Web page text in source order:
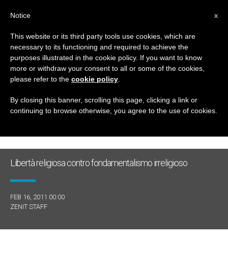
GIORNO
Febbraio 16th, 2011
ULTIME NOTIZIE
Libertà religiosa contro fondamentalismo irreligioso
FEB 16, 2011 00:00
ZENIT STAFF
x
Notice
This website or its third party tools use cookies, which are
necessary to its functioning and required to achieve the
purposes illustrated in the cookie policy. If you want to know
more or withdraw your consent to all or some of the cookies,
please refer to the cookie policy
By closing this banner, scrolling this page, clicking a link or
continuing to browse otherwise, you agree to the use of cookies.